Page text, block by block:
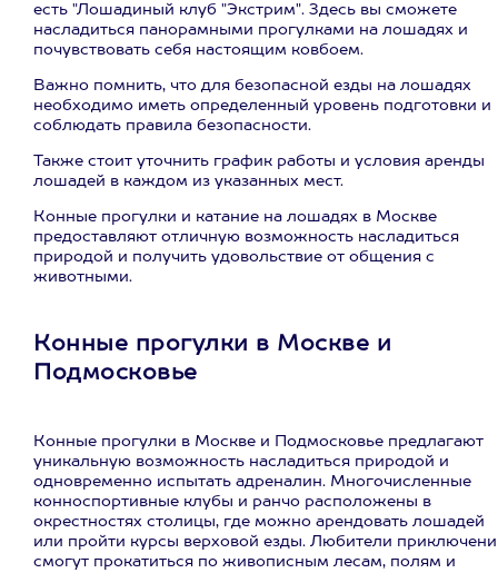
есть "Лошадиный клуб "Экстрим". Здесь вы сможете
насладиться панорамными прогулками на лошадях и
почувствовать себя настоящим ковбоем.
Важно помнить, что для безопасной езды на лошадях
необходимо иметь определенный уровень подготовки и
соблюдать правила безопасности.
Также стоит уточнить график работы и условия аренды
лошадей в каждом из указанных мест.
Конные прогулки и катание на лошадях в Москве
предоставляют отличную возможность насладиться
природой и получить удовольствие от общения с
животными.
Конные прогулки в Москве и
Подмосковье
Конные прогулки в Москве и Подмосковье предлагают
уникальную возможность насладиться природой и
одновременно испытать адреналин. Многочисленные
конноспортивные клубы и ранчо расположены в
окрестностях столицы, где можно арендовать лошадей
или пройти курсы верховой езды. Любители
смогут прокатиться по живописным лесам, полям и